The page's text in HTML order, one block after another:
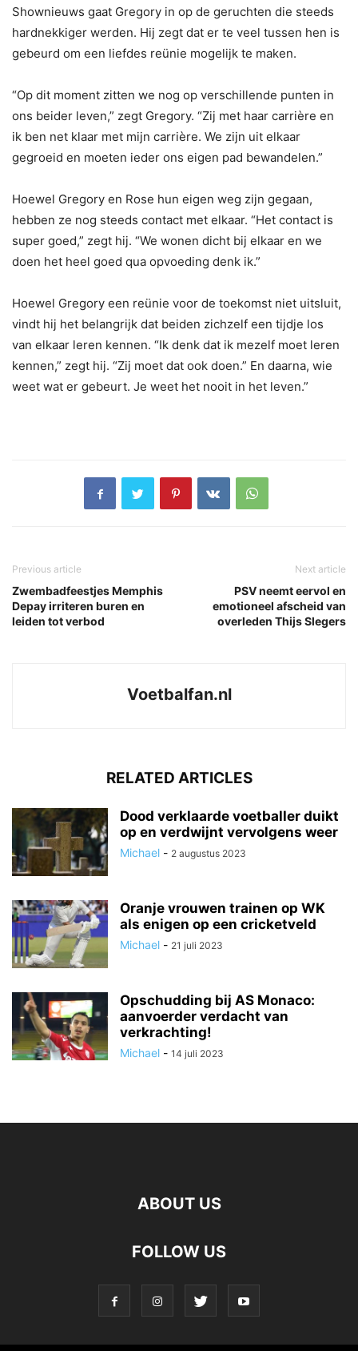
Shownieuws gaat Gregory in op de geruchten die steeds
hardnekkiger werden. Hij zegt dat er te veel tussen hen is
gebeurd om een liefdes reünie mogelijk te maken.
“Op dit moment zitten we nog op verschillende punten in
ons beider leven,” zegt Gregory. “Zij met haar carrière en
ik ben net klaar met mijn carrière. We zijn uit elkaar
gegroeid en moeten ieder ons eigen pad bewandelen.”
Hoewel Gregory en Rose hun eigen weg zijn gegaan,
hebben ze nog steeds contact met elkaar. “Het contact is
super goed,” zegt hij. “We wonen dicht bij elkaar en we
doen het heel goed qua opvoeding denk ik.”
Hoewel Gregory een reünie voor de toekomst niet uitsluit,
vindt hij het belangrijk dat beiden zichzelf een tijdje los
van elkaar leren kennen. “Ik denk dat ik mezelf moet leren
kennen,” zegt hij. “Zij moet dat ook doen.” En daarna, wie
weet wat er gebeurt. Je weet het nooit in het leven.”
Previous article
Zwembadfeestjes Memphis
Depay irriteren buren en
leiden tot verbod
Next article
PSV neemt eervol en
emotioneel afscheid van
overleden Thijs Slegers
Voetbalfan.nl
RELATED ARTICLES
Dood verklaarde voetballer duikt
op en verdwijnt vervolgens weer
Michael - 2 augustus 2023
Oranje vrouwen trainen op WK
als enigen op een cricketveld
Michael - 21 juli 2023
Opschudding bij AS Monaco:
aanvoerder verdacht van
verkrachting!
Michael - 14 juli 2023
ABOUT US
FOLLOW US